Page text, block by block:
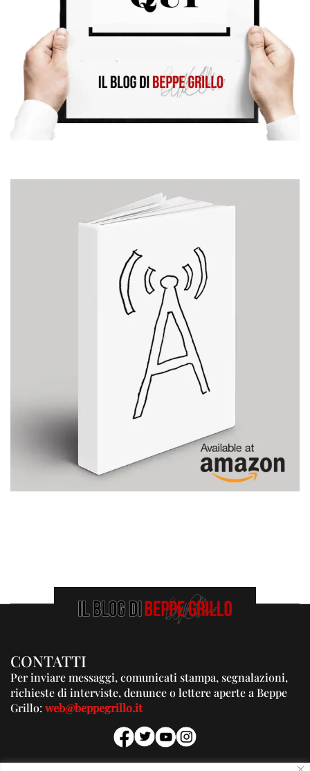
CONTATTI
Per inviare messaggi, comunicati stampa, segnalazioni,
richieste di interviste, denunce o lettere aperte a Beppe
Grillo:web@beppegrillo.it